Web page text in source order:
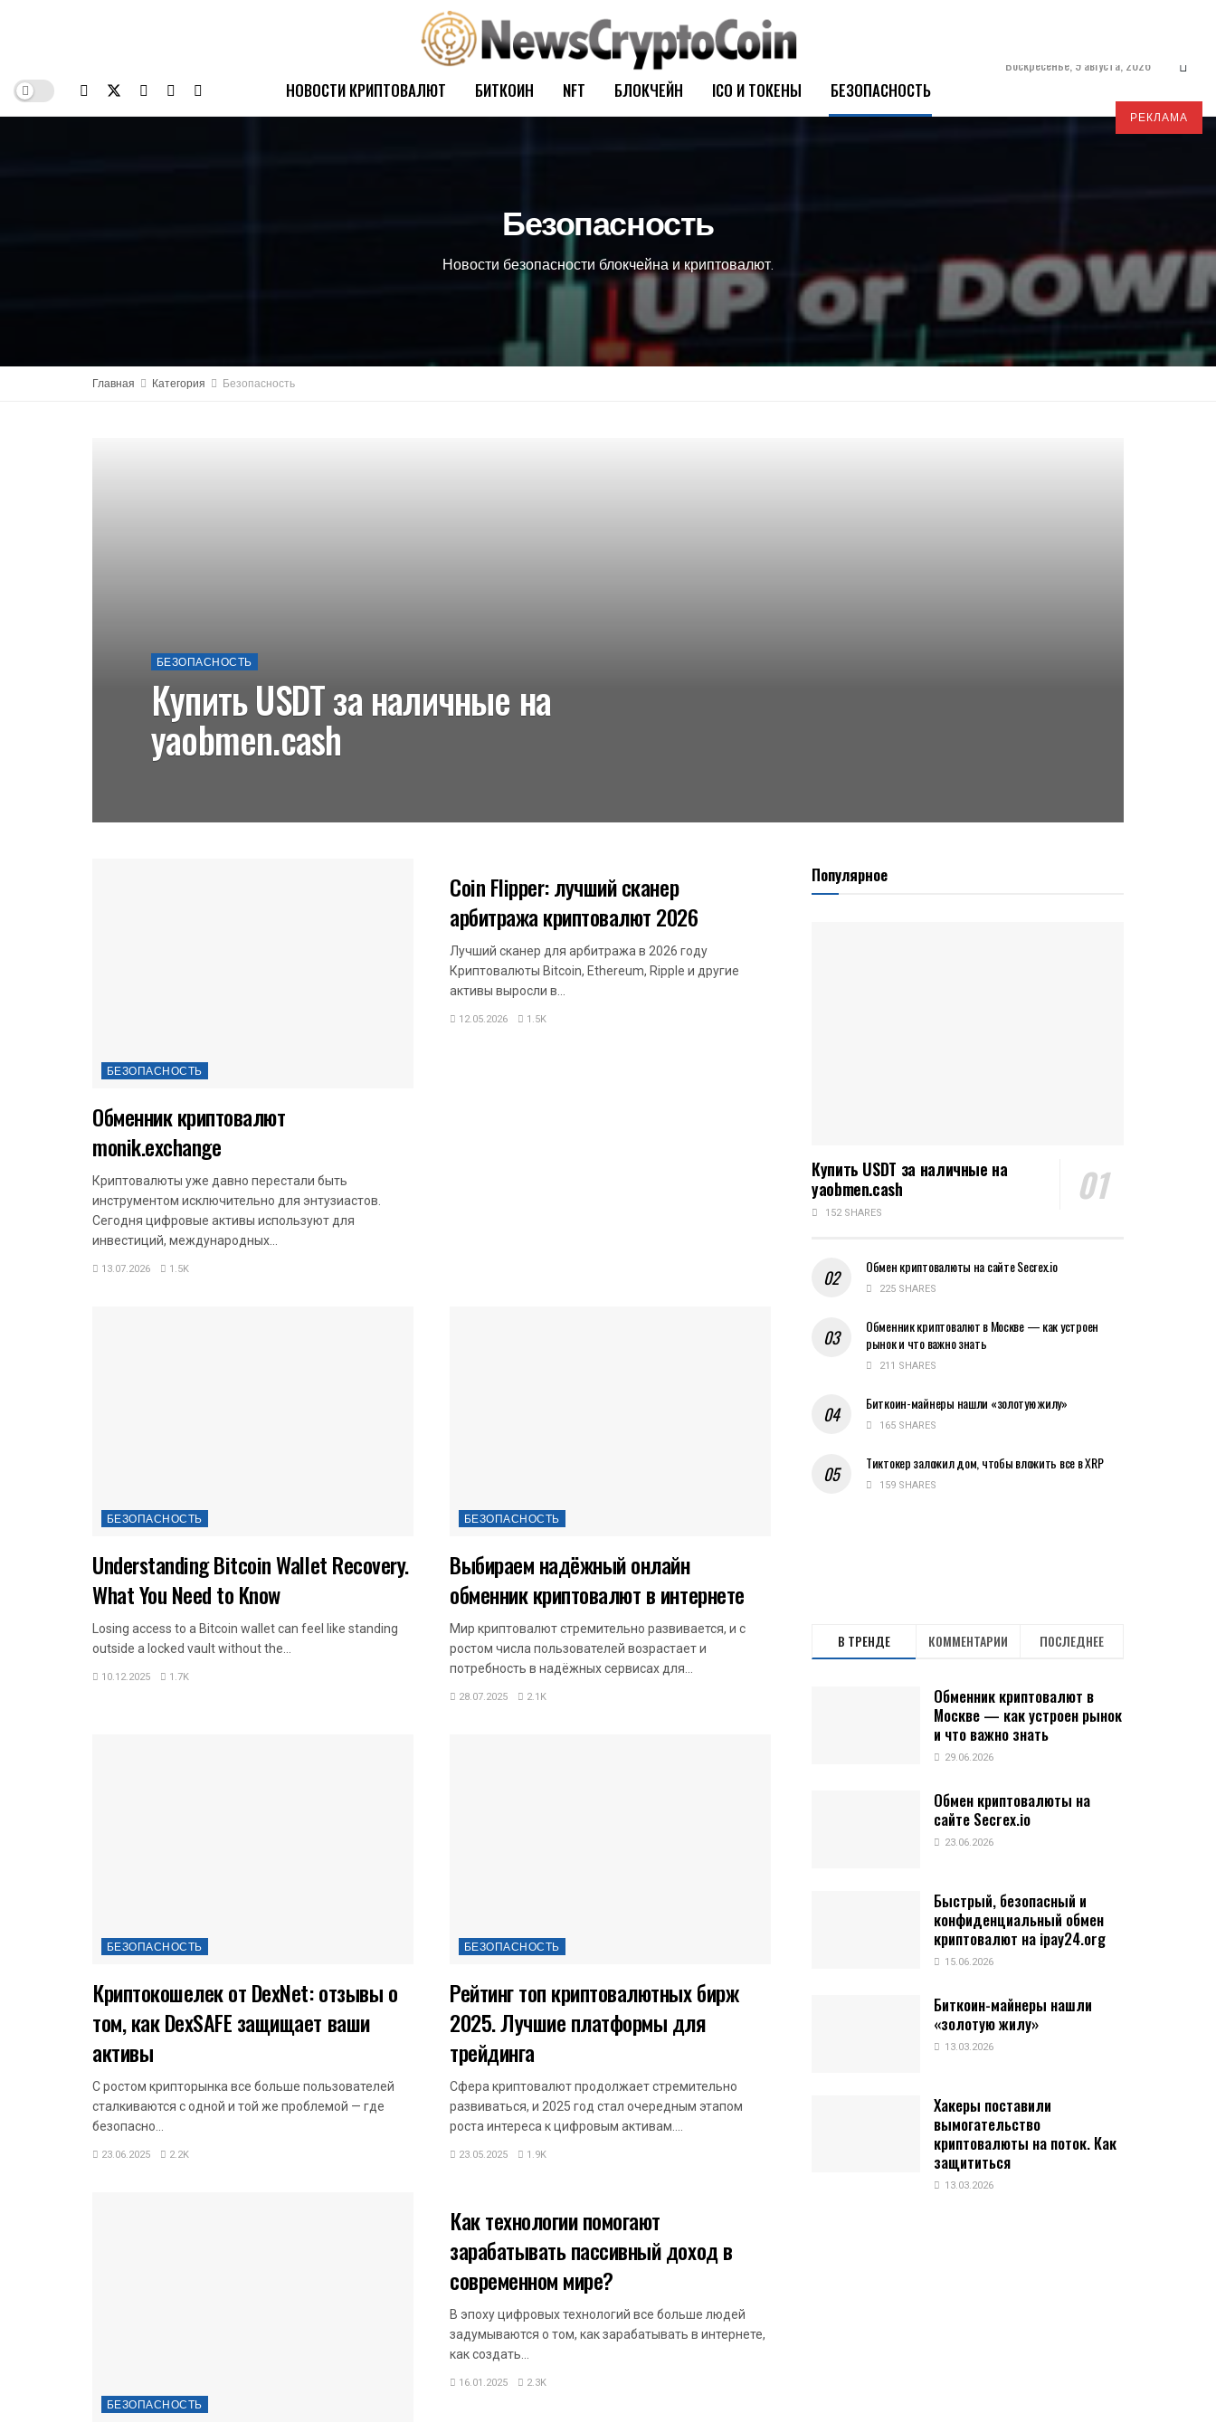
НОВОСТИ КРИПТОВАЛЮТ БИТКОИН NFT БЛОКЧЕЙН ICO И ТОКЕНЫ БЕЗОПАСНОСТЬ
Воскресенье, 9 августа, 2026
РЕКЛАМА
Безопасность
Новости безопасности блокчейна и криптовалют.
Главная Категория Безопасность
БЕЗОПАСНОСТЬ
Купить USDT за наличные на
yaobmen.cash
БЕЗОПАСНОСТЬ
Обменник криптовалют
monik.exchange
Криптовалюты уже давно перестали быть
инструментом исключительно для энтузиастов.
Сегодня цифровые активы используют для
инвестиций, международных...
13.07.2026 1.5K
Coin Flipper: лучший сканер
арбитража криптовалют 2026
Лучший сканер для арбитража в 2026 году
Криптовалюты Bitcoin, Ethereum, Ripple и другие
активы выросли в...
12.05.2026 1.5K
БЕЗОПАСНОСТЬ
Understanding Bitcoin Wallet Recovery.
What You Need to Know
Losing access to a Bitcoin wallet can feel like standing
outside a locked vault without the...
10.12.2025 1.7K
БЕЗОПАСНОСТЬ
Выбираем надёжный онлайн
обменник криптовалют в интернете
Мир криптовалют стремительно развивается, и с
ростом числа пользователей возрастает и
потребность в надёжных сервисах для...
28.07.2025 2.1K
БЕЗОПАСНОСТЬ
Криптокошелек от DexNet: отзывы о
том, как DexSAFE защищает ваши
активы
С ростом крипторынка все больше пользователей
сталкиваются с одной и той же проблемой — где
безопасно...
23.06.2025 2.2K
БЕЗОПАСНОСТЬ
Рейтинг топ криптовалютных бирж
2025. Лучшие платформы для
трейдинга
Сфера криптовалют продолжает стремительно
развиваться, и 2025 год стал очередным этапом
роста интереса к цифровым активам....
23.05.2025 1.9K
БЕЗОПАСНОСТЬ
Как технологии помогают
зарабатывать пассивный доход в
современном мире?
В эпоху цифровых технологий все больше людей
задумываются о том, как зарабатывать в интернете,
как создать...
16.01.2025 2.3K
Популярное
Купить USDT за наличные на
yaobmen.cash
152 SHARES
Обмен криптовалюты на сайте Secrex.io
225 SHARES
Обменник криптовалют в Москве — как устроен
рынок и что важно знать
211 SHARES
Биткоин-майнеры нашли «золотую жилу»
165 SHARES
Тиктокер заложил дом, чтобы вложить все в XRP
159 SHARES
В ТРЕНДЕ КОММЕНТАРИИ ПОСЛЕДНЕЕ
Обменник криптовалют в
Москве — как устроен рынок
и что важно знать
29.06.2026
Обмен криптовалюты на
сайте Secrex.io
23.06.2026
Быстрый, безопасный и
конфиденциальный обмен
криптовалют на ipay24.org
15.06.2026
Биткоин-майнеры нашли
«золотую жилу»
13.03.2026
Хакеры поставили
вымогательство
криптовалюты на поток. Как
защититься
13.03.2026